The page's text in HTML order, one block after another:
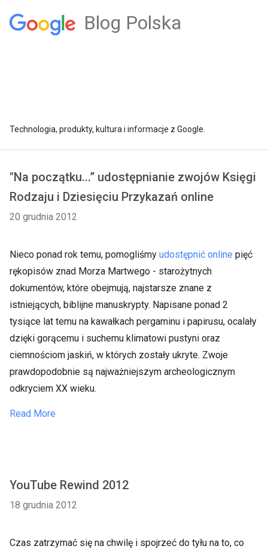
Blog Polska
Technologia, produkty, kultura i informacje z Google.
"Na początku...” udostępnianie zwojów Księgi
Rodzaju i Dziesięciu Przykazań online
20 grudnia 2012
Nieco ponad rok temu, pomogliśmy udostępnić online pięć
rękopisów znad Morza Martwego - starożytnych
dokumentów, które obejmują, najstarsze znane z
istniejących, biblijne manuskrypty. Napisane ponad 2
tysiące lat temu na kawałkach pergaminu i papirusu, ocalały
dzięki gorącemu i suchemu klimatowi pustyni oraz
ciemnościom jaskiń, w których zostały ukryte. Zwoje
prawdopodobnie są najważniejszym archeologicznym
odkryciem XX wieku.
Read More
YouTube Rewind 2012
18 grudnia 2012
Czas zatrzymać się na chwilę i spojrzeć do tyłu na to, co